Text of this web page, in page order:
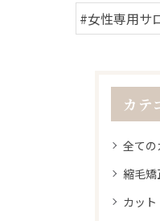
#女性専用サ
カテ
全ての
縮毛矯
カット